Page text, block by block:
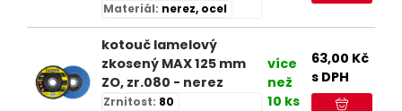
Materiál: nerez, ocel
kotouč lamelový
zkosený MAX 125 mm
ZO, zr.080 - nerez
Zrnitost: 80
více
než
10 ks
63,00 Kč
s DPH